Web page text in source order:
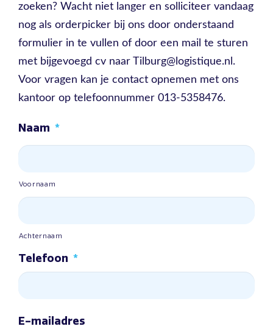
zoeken? Wacht niet langer en solliciteer vandaag
nog als orderpicker bij ons door onderstaand
formulier in te vullen of door een mail te sturen
met bijgevoegd cv naar Tilburg@logistique.nl.
Voor vragen kan je contact opnemen met ons
kantoor op telefoonnummer 013-5358476.
Naam *
Voornaam
Achternaam
Telefoon *
E-mailadres